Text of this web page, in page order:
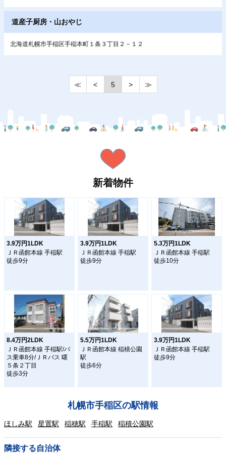
道産子厨房・山おやじ
北海道札幌市手稲区手稲本町１条３丁目２－１２
≪ < 5 > ≫
新着物件
3.9万円1LDK
ＪＲ函館本線 手稲駅
徒歩9分
3.9万円1LDK
ＪＲ函館本線 手稲駅
徒歩9分
5.3万円1LDK
ＪＲ函館本線 手稲駅
徒歩10分
8.4万円2LDK
ＪＲ函館本線 手稲駅/バ
ス乗車8分/ＪＲバス 曙
５条２丁目
徒歩3分
5.5万円1LDK
ＪＲ函館本線 稲積公園
駅
徒歩6分
3.9万円1LDK
ＪＲ函館本線 手稲駅
徒歩9分
札幌市手稲区の駅情報
ほしみ駅 星置駅 稲穂駅 手稲駅 稲積公園駅
隣接する自治体